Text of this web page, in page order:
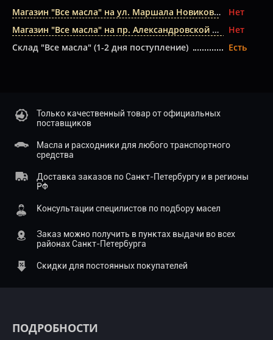
Магазин "Все масла" на ул. Маршала Новикова
Нет
Магазин "Все масла" на пр. Александровской Фермы
Нет
Склад "Все масла" (1-2 дня поступление)
Есть
Только качественный товар от официальных
поставщиков
Масла и расходники для любого транспортного
средства
Доставка заказов по Санкт-Петербургу и в регионы
РФ
Консультации специлистов по подбору масел
Заказ можно получить в пунктах выдачи во всех
районах Санкт-Петербурга
Скидки для постоянных покупателей
ПОДРОБНОСТИ